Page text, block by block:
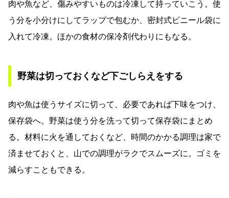
肉や魚など、傷みやすいものは冷凍して持っていこう。使
う分を小分けにしてラップで包むか、密封式ビニール袋に
入れて冷凍。ほかの食材の保冷剤代わりにもなる。
野菜は切っておくなど下ごしらえをする
肉や魚は使うサイズに切って、必要であれば下味をつけ、
保存袋へ。野菜は使う分を洗って切って保存袋にまとめ
る。材料に火を通しておくなど、時間のかかる調理は家で
済ませておくと、山での調理がラクでスムーズに。ゴミを
減らすこともできる。